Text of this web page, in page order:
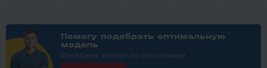
Помогу подобрать оптимальную
модель
Менеджер, эксперт по мототехнике